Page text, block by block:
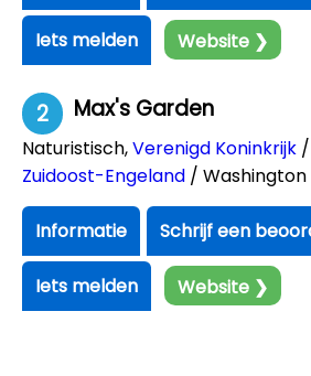
Iets melden Website ❯
2 Max's Garden
Naturistisch,Verenigd Koninkrijk /
Zuidoost-Engeland / Washington
Informatie Schrijf een
Iets melden Website ❯